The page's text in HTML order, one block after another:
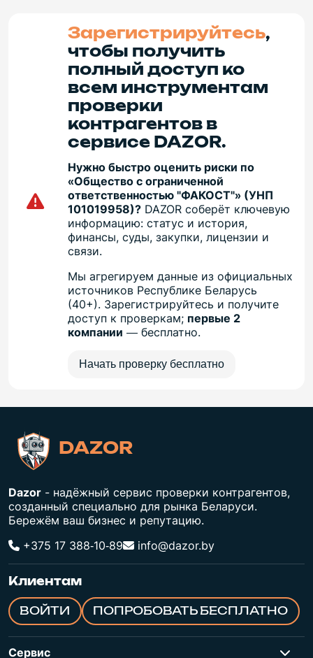
Зарегистрируйтесь,
чтобы получить
полный доступ ко
всем инструментам
проверки
контрагентов в
сервисе DAZOR.
Нужно быстро оценить риски по
«Общество с ограниченной
ответственностью "ФАКОСТ"» (УНП
101019958)? DAZOR соберёт ключевую
информацию: статус и история,
финансы, суды, закупки, лицензии и
связи.
Мы агрегируем данные из официальных
источников Республике Беларусь
(40+). Зарегистрируйтесь и получите
доступ к проверкам; первые 2
компании — бесплатно.
Начать проверку бесплатно
DAZOR
Dazor - надёжный сервис проверки контрагентов,
созданный специально для рынка Беларуси.
Бережём ваш бизнес и репутацию.
+375 17 388‑10‑89
info@dazor.by
Клиентам
ВОЙТИ ПОПРОБОВАТЬ БЕСПЛАТНО
Сервис